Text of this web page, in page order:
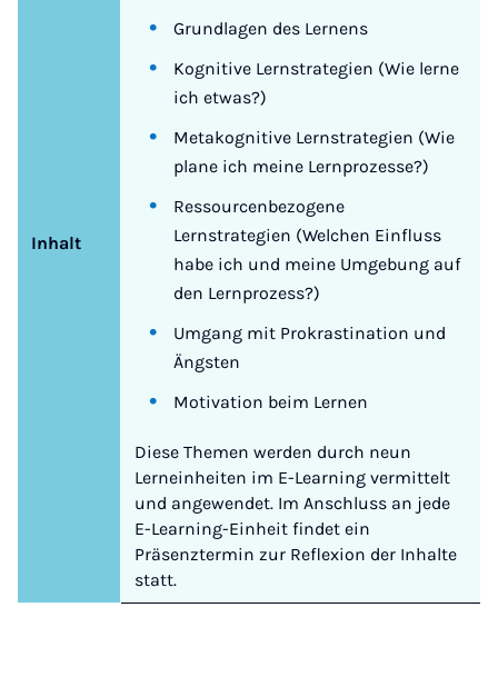
Inhalt
Grundlagen des Lernens
Kognitive Lernstrategien (Wie lerne
ich etwas?)
Metakognitive Lernstrategien (Wie
plane ich meine Lernprozesse?)
Ressourcenbezogene
Lernstrategien (Welchen Einfluss
habe ich und meine Umgebung auf
den Lernprozess?)
Umgang mit Prokrastination und
Ängsten
Motivation beim Lernen
Diese Themen werden durch neun
Lerneinheiten im E-Learning vermittelt
und angewendet. Im Anschluss an jede
E-Learning-Einheit findet ein
Präsenztermin zur Reflexion der Inhalte
statt.